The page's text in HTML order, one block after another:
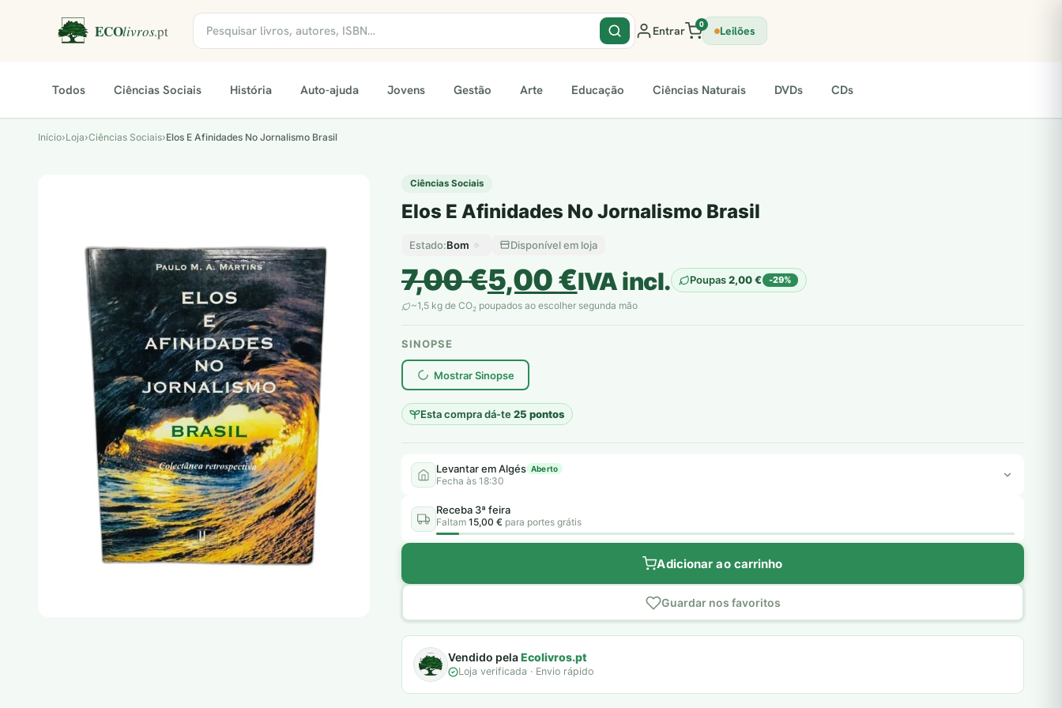
Entrar 0 Leilões
Todos Ciências Sociais História Auto-ajuda Jovens Gestão Arte Educação Ciências Naturais DVDs CDs
Início›Loja›Ciências Sociais›Elos E Afinidades No Jornalismo Brasil
Ciências Sociais
Elos E Afinidades No Jornalismo Brasil
Estado:Bom Disponível em loja
7,00€
O
preço
original
era:
7,00 €.
5,00€
O
preço
atual
é:
5,00 €.
IVA incl. Poupas2,00€ -29%
~1,5 kg de CO2 poupados ao escolher segunda mão
SINOPSE
Mostrar Sinopse
Esta compra dá-te25 pontos
plantar árvores reais
Levantar em Algés Aberto
Fecha às 18:30
Receba 3ª feira
Faltam 15,00 € para portes grátis
Adicionar ao carrinho
Guardar nos favoritos
Vendido pelaEcolivros.pt
Loja verificada · Envio rápido